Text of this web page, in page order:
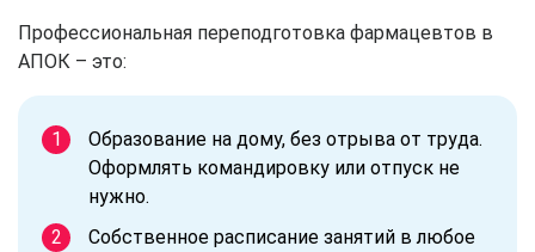
Профессиональная переподготовка фармацевтов в
АПОК – это:
Образование на дому, без отрыва от труда.
Оформлять командировку или отпуск не
нужно.
Собственное расписание занятий в любое